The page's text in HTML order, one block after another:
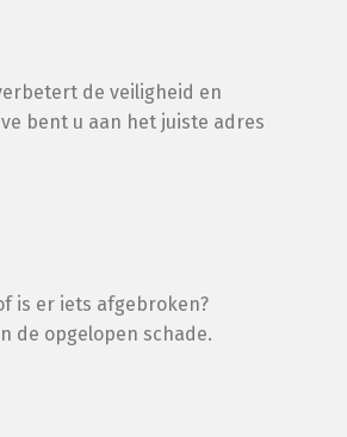
de veiligheid en
bent u aan het juiste adres
is er iets afgebroken?
de opgelopen schade.